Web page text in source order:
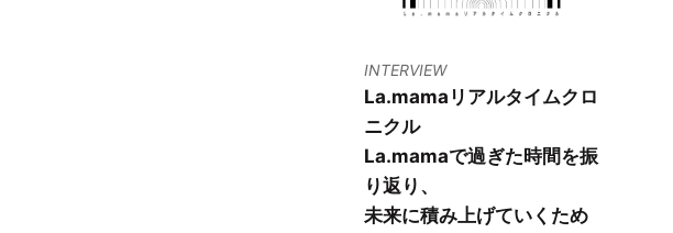
INTERVIEW
La.mamaリアルタイムクロ
ニクル
La.mamaで過ぎた時間を振
り返り、
未来に積み上げていくため